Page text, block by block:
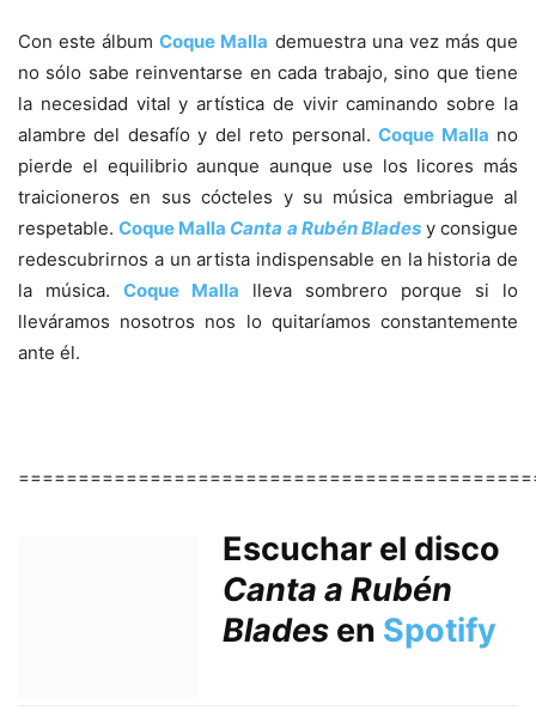
Con este álbumCoque Malla demuestra una vez más que
no sólo sabe reinventarse en cada trabajo, sino que tiene
la necesidad vital y artística de vivir caminando sobre la
alambre del desafío y del reto personal.Coque Malla no
pierde el equilibrio aunque aunque use los licores más
traicioneros en sus cócteles y su música embriague al
respetable.Coque Malla Canta a Rubén Bladesy consigue
redescubrirnos a un artista indispensable en la historia de
la música. Coque Malla lleva sombrero porque si lo
lleváramos nosotros nos lo quitaríamos constantemente
ante él.
Escuchar el disco
Canta a Rubén
Blades en Spotify